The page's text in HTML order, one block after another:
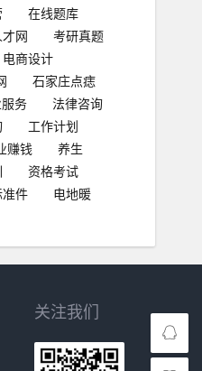
在线题库
网
考研真题
电商设计
石家庄点痣
务
法律咨询
工作计划
赚钱
养生
资格考试
件
电地暖
关注我们